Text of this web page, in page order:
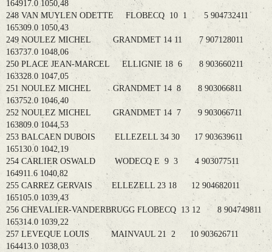
164917.0 1050,48
248 VAN MUYLEN ODETTE FLOBECQ 10 1 5 904732411
165309.0 1050,43
249 NOULEZ MICHEL GRANDMET 14 11 7 907128011
163737.0 1048,06
250 PLACE JEAN-MARCEL ELLIGNIE 18 6 8 903660211
163328.0 1047,05
251 NOULEZ MICHEL GRANDMET 14 8 8 903066811
163752.0 1046,40
252 NOULEZ MICHEL GRANDMET 14 7 9 903066711
163809.0 1044,53
253 BALCAEN DUBOIS ELLEZELL 34 30 17 903639611
165130.0 1042,19
254 CARLIER OSWALD WODECQ E 9 3 4 903077511
164911.6 1040,82
255 CARREZ GERVAIS ELLEZELL 23 18 12 904682011
165105.0 1039,43
256 CHEVALIER-VANDERBRUGG FLOBECQ 13 12 8 904749811
165314.0 1039,22
257 LEVEQUE LOUIS MAINVAUL 21 2 10 903626711
164413.0 1038,03